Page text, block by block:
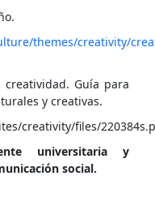
themes/creativity/
creatividad. Guía para
y creativas.
creativity/files/
universitaria y
social.